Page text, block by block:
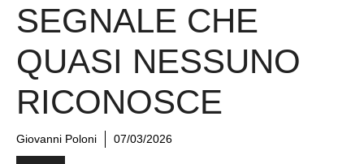
SEGNALE CHE
QUASI NESSUNO
RICONOSCE
Giovanni Poloni 07/03/2026